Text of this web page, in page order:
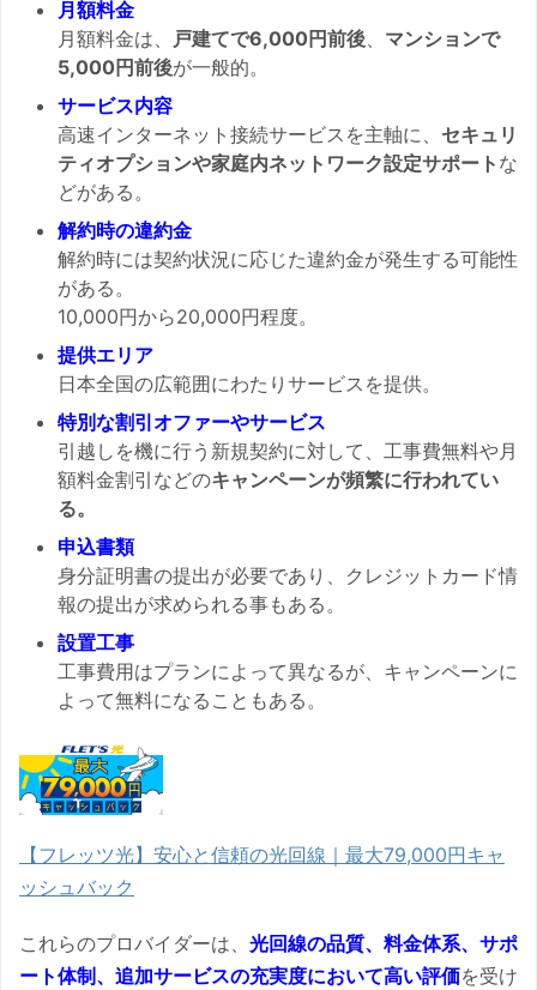
月額料金
月額料金は、 戸建てで6,000円前後、 マンションで
5,000円前後が一般的。
サービス内容
高速インターネット接続サービスを主軸に、 セキュリ
ティオプションや家庭内ネットワーク設定サポート な
どがある。
解約時の違約金
解約時には契約状況に応じた違約金が発生する可能性
がある。
10,000円から20,000円程度。
提供エリア
日本全国の広範囲にわたりサービスを提供。
特別な割引オファーやサービス
引越しを機に行う新規契約に対して、工事費無料や月
額料金割引などのキャンペーンが頻繁に行われてい
る。
申込書類
身分証明書の提出が必要であり、クレジットカード情
報の提出が求められる事もある。
設置工事
工事費用はプランによって異なるが、キャンペーンに
よって無料になることもある。
【フレッツ光】安心と信頼の光回線｜最大79,000円キャ
ッシュバック
これらのプロバイダーは、 光回線の品質、料金体系、サポ
ート体制、追加サービスの充実度において高い評価を受け